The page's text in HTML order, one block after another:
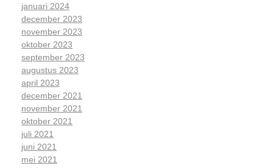
januari 2024
december 2023
november 2023
oktober 2023
september 2023
augustus 2023
april 2023
december 2021
november 2021
oktober 2021
juli 2021
juni 2021
mei 2021